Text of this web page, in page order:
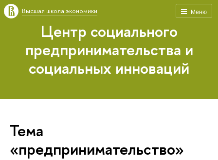
Меню
Высшая школа экономики
Центр социального
предпринимательства и
социальных инноваций
Тема
«предпринимательство»